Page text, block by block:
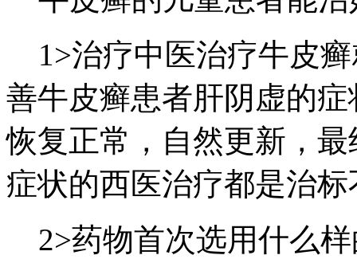
1>治疗中医治疗牛皮
善牛皮癣患者肝阴虚的
恢复正常，自然更新，
症状的西医治疗都是治
2>药物首次选用什么